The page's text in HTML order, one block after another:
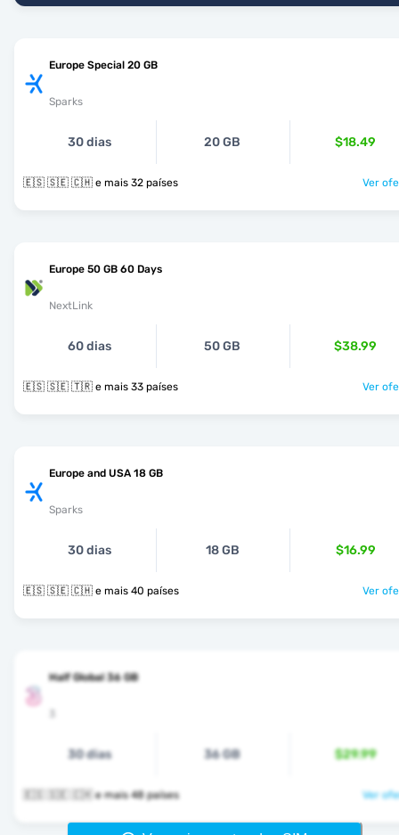
Europe Special 20 GB
Sparks
30 dias 20 GB $18.49
🇪🇸 🇸🇪 🇨🇭 e mais 32 países Ver
Europe 50 GB 60 Days
NextLink
60 dias 50 GB $38.99
🇪🇸 🇸🇪 🇹🇷 e mais 33 países Ver
Europe and USA 18 GB
Sparks
30 dias 18 GB $16.99
🇪🇸 🇸🇪 🇨🇭 e mais 40 países Ver
Half Global 36 GB
30 dias 36 GB $29.99
🇪🇸 🇸🇪 🇨🇭 e mais 48 países Ver